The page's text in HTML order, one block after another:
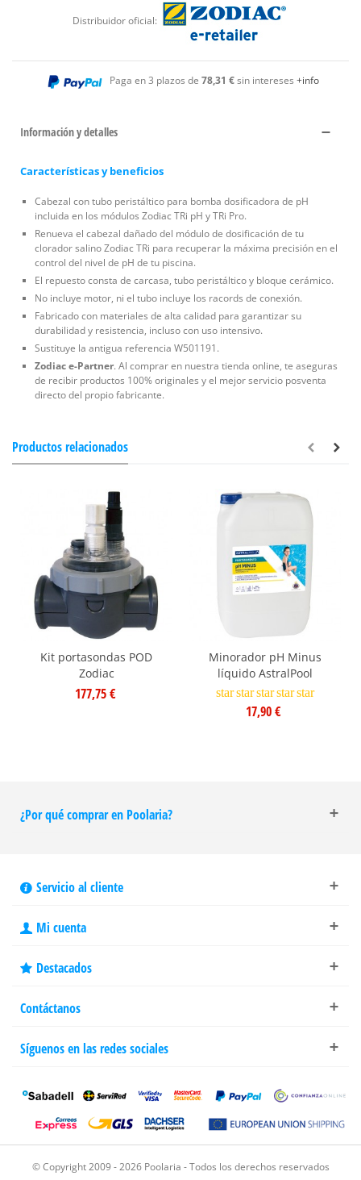
Distribuidor oficial:
Paga en 3 plazos de 78,31 €sin intereses +info
Información y detalles
Características y beneficios
Cabezal con tubo peristáltico para bomba dosificadora de pH
incluida en los módulos Zodiac TRi pH y TRi Pro.
Renueva el cabezal dañado del módulo de dosificación de tu
clorador salino Zodiac TRi para recuperar la máxima precisión en el
control del nivel de pH de tu piscina.
El repuesto consta de carcasa, tubo peristáltico y bloque cerámico.
No incluye motor, ni el tubo incluye los racords de conexión.
Fabricado con materiales de alta calidad para garantizar su
durabilidad y resistencia, incluso con uso intensivo.
Sustituye la antigua referencia W501191.
Zodiac e-Partner. Al comprar en nuestra tienda online, te aseguras
de recibir productos 100% originales y el mejor servicio posventa
directo del propio fabricante.
Productos relacionados
Kit portasondas POD
Zodiac
177,75 €
Minorador pH Minus
líquido AstralPool
star star star star star
17,90 €
¿Por qué comprar en Poolaria?
Servicio al cliente
Mi cuenta
Destacados
Contáctanos
Síguenos en las redes sociales
© Copyright 2009 - 2026 Poolaria - Todos los derechos reservados